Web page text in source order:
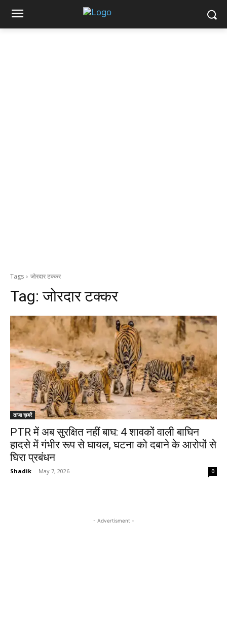
Tags जोरदार टक्कर
Tag:जोरदार टक्कर
ताजा ख़बरें
PTR में अब सुरक्षित नहीं बाघ: 4 शावकों वाली बाघिन
हादसे में गंभीर रूप से घायल, घटना को दबाने के आरोपों से
घिरा प्रबंधन
Shadik - May 7, 2026 0
- Advertisment -